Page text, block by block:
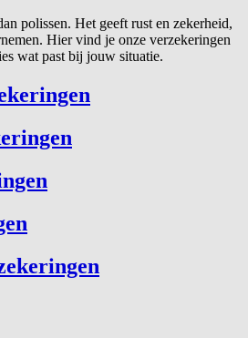
polissen. Het geeft rust en zekerheid,
Hier vind je onze verzekeringen
wat past bij jouw situatie.